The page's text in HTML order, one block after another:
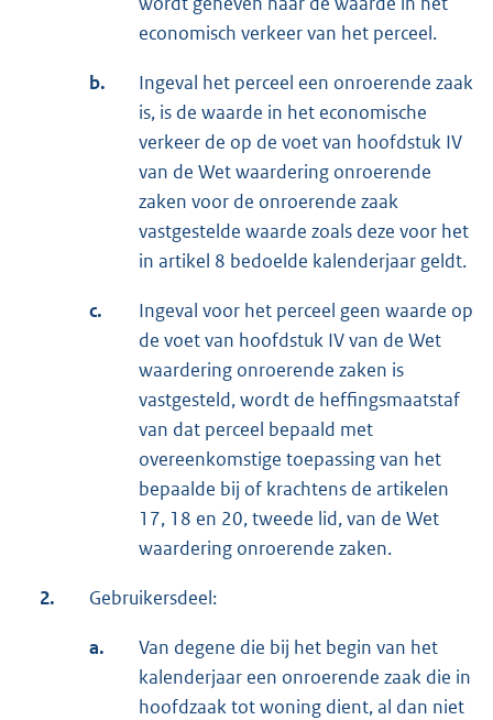
economisch verkeer van het perceel.
b.
Ingeval het perceel een onroerende zaak
is, is de waarde in het economische
verkeer de op de voet van hoofdstuk IV
van de Wet waardering onroerende
zaken voor de onroerende zaak
vastgestelde waarde zoals deze voor het
in artikel 8 bedoelde kalenderjaar geldt.
c.
Ingeval voor het perceel geen waarde op
de voet van hoofdstuk IV van de Wet
waardering onroerende zaken is
vastgesteld, wordt de heffingsmaatstaf
van dat perceel bepaald met
overeenkomstige toepassing van het
bepaalde bij of krachtens de artikelen
17, 18 en 20, tweede lid, van de Wet
waardering onroerende zaken.
2. Gebruikersdeel:
a.
Van degene die bij het begin van het
kalenderjaar een onroerende zaak die in
hoofdzaak tot woning dient, al dan niet